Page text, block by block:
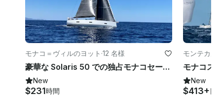
モナコ＝ヴィルのヨット ·12 名様
豪華な Solaris 50 での独占モナコセーリング体験
New
$231時間
モンテカル
New
$413+日